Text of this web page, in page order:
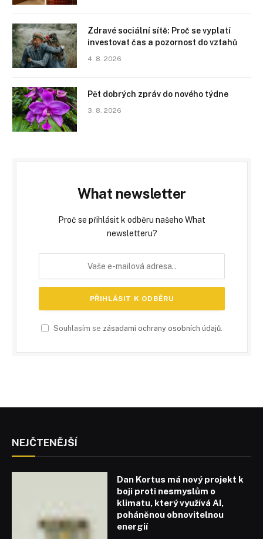
Zdravé sociální sítě: Proč se vyplatí
investovat čas a pozornost do vztahů
4. 8. 2026
Pět dobrých zpráv do nového týdne
3. 8. 2026
What newsletter
Proč se přihlásit k odběru našeho What
newsletteru?
Souhlasím se zásadami ochrany osobních údajů
NEJČTENĚJŠÍ
Dan Kortus má nový projekt k
boji proti nesmyslům o
klimatu, který využívá AI,
poháněnou obnovitelnou
energií